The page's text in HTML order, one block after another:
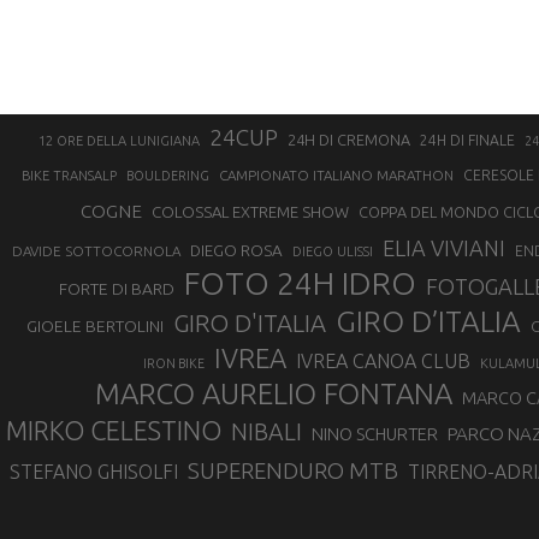
12 ORE DELLA LUNIGIANA 24CUP 24H DI CREMONA 24H DI FINALE
BIKE TRANSALP BOULDERING CAMPIONATO ITALIANO MARATHON CERESOLE
COGNE COLOSSAL EXTREME SHOW COPPA DEL MONDO
DAVIDE SOTTOCORNOLA DIEGO ROSA DIEGO ULISSI ELIA VIVIANI
FORTE DI BARD FOTO 24H IDRO
GIOELE BERTOLINI GIRO D'ITALIA GIRO D’ITALIA
IRON BIKE IVREA IVREA CANOA CLUB
MARCO AURELIO FONTANA MARCO
MIRKO CELESTINO NIBALI NINO SCHURTER PARCO
STEFANO GHISOLFI SUPERENDURO MTB TIRRENO-